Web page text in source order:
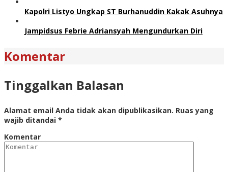
Kapolri Listyo Ungkap ST Burhanuddin Kakak Asuhnya
Jampidsus Febrie Adriansyah Mengundurkan Diri
Komentar
Tinggalkan Balasan
Alamat email Anda tidak akan dipublikasikan. Ruas yang
wajib ditandai *
Komentar